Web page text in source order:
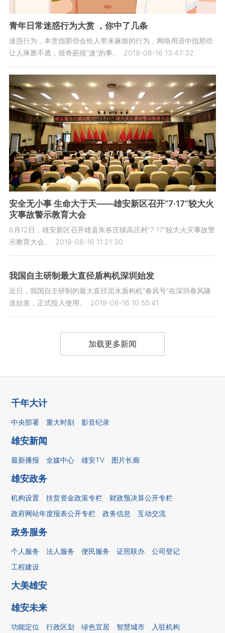
青年日常迷惑行为大赏 ，你中了几条
迷惑行为，本意指那些会给人带来麻烦的行为，网络用语中指那些
让人琢磨不透，很奇葩很“迷”的事。
2019-08-16 13:47:32
安全无小事 生命大于天——雄安新区召开“7·17”较大火
灾事故警示教育大会
8月12日，雄安新区召开雄县朱各庄镇高庄村“7·17”较大火灾事故警
示教育大会。
2019-08-16 11:21:30
我国自主研制最大直径盾构机深圳始发
近日，我国自主研制的最大直径泥水盾构机“春风号”在深圳春风隧
道始发，正式投入使用。
2019-08-16 10:55:41
加载更多新闻
千年大计
中央部署 重大时刻 影音纪录
雄安新闻
最新播报 全媒中心 雄安TV 图片长廊
雄安政务
机构设置 扶贫资金政策专栏
财政预决算公开专栏
政府网站年度报表公开专栏
政务信息 互动交流
政务服务
个人服务 法人服务 便民服务 证照联办
公司登记
工程建设
大美雄安
雄安未来
功能定位 行政区划 绿色宜居 智慧城市 入驻机构